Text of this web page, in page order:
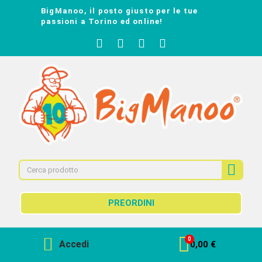
BigManoo, il posto giusto per le tue
passioni a Torino ed online!
PREORDINI
Accedi 0,00 €